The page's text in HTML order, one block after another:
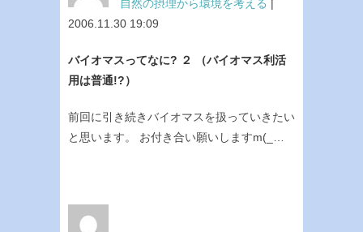
自然の摂理から環境を考える |
2006.11.30 19:09
バイオマスってなに? ２ （バイオマス利活
用は普通!?）
前回に引き続きバイオマスを扱っていきたい
と思います。 お付き合い願いしますm(_…